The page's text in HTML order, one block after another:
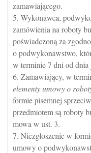
zamawiającego.
5. Wykonawca,
zamówienia na roboty
poświadczoną za
o podwykonawstwo,
w terminie 7 dni od dnia
6. Zamawiający, w
elementy umowy o
formie pisemnej
przedmiotem są roboty
mowa w ust. 3.
7. Niezgłoszenie w
umowy o